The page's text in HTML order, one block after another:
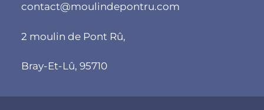
contact@moulindepontru.com
2 moulin de Pont Rû,
Bray-Et-Lû, 95710